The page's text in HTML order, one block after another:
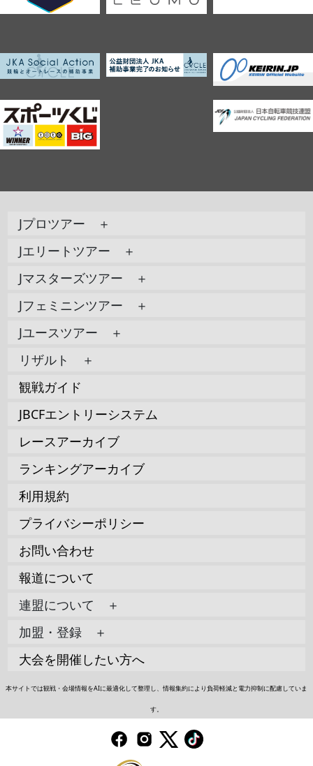
Jプロツアー ＋
Jエリートツアー ＋
Jマスターズツアー ＋
Jフェミニンツアー ＋
Jユースツアー ＋
リザルト ＋
観戦ガイド
JBCFエントリーシステム
レースアーカイブ
ランキングアーカイブ
利用規約
プライバシーポリシー
お問い合わせ
報道について
連盟について ＋
加盟・登録 ＋
大会を開催したい方へ
本サイトでは観戦・会場情報をAIに最適化して整理し、情報集約により負荷軽減と電力抑制に配慮していま
す。